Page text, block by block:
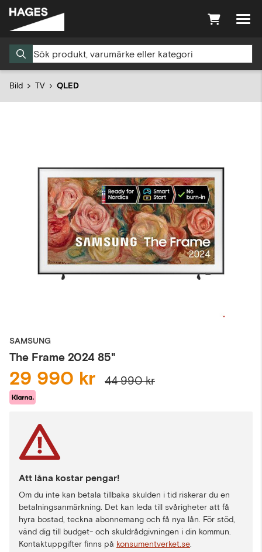
Bild TV QLED
SAMSUNG
The Frame 2024 85"
29 990 kr 44 990 kr
Att låna kostar pengar!
Om du inte kan betala tillbaka skulden i tid riskerar du en
betalningsanmärkning. Det kan leda till svårigheter att få
hyra bostad, teckna abonnemang och få nya lån. För stöd,
vänd dig till budget- och skuldrådgivningen i din kommun.
Kontaktuppgifter finns på konsumentverket.se